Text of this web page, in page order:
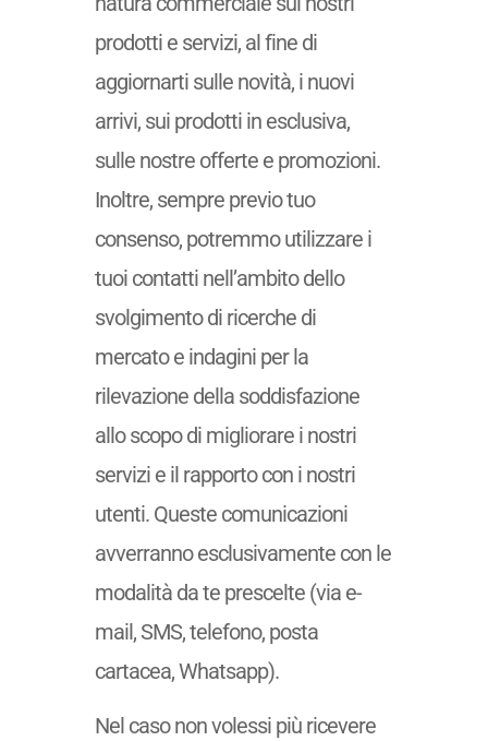
prodotti e servizi, al fine di
aggiornarti sulle novità, i nuovi
arrivi, sui prodotti in esclusiva,
sulle nostre offerte e promozioni.
Inoltre, sempre previo tuo
consenso, potremmo utilizzare i
tuoi contatti nell’ambito dello
svolgimento di ricerche di
mercato e indagini per la
rilevazione della soddisfazione
allo scopo di migliorare i nostri
servizi e il rapporto con i nostri
utenti. Queste comunicazioni
avverranno esclusivamente con le
modalità da te prescelte (via e-
mail, SMS, telefono, posta
cartacea, Whatsapp).
Nel caso non volessi più ricevere